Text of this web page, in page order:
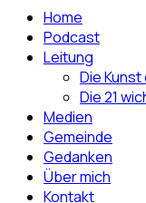
Home
Podcast
Leitung
Die
Die 21
Medien
Gemeinde
Gedanken
Über mich
Kontakt